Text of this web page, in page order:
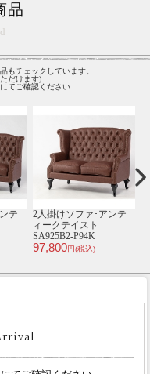
品
もチェックしています。
だけます)
てご確認ください
テ
2人掛けソファ･アンテ
ィークテイスト
SA925B2-P94K
97,800円(税込)